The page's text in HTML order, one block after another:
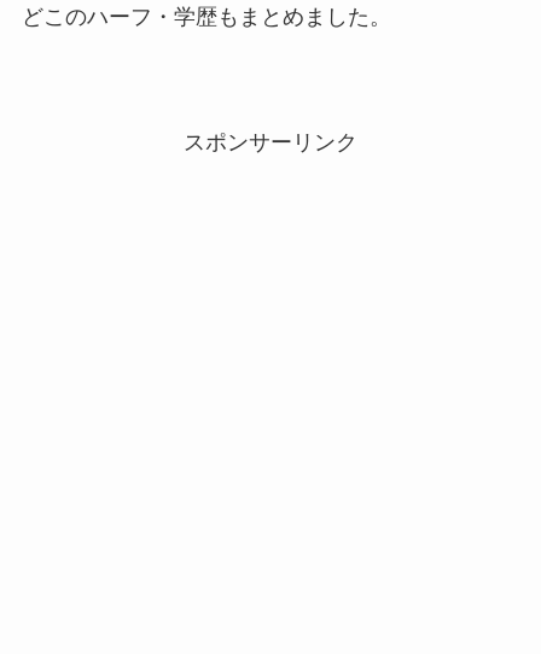
どこのハーフ・学歴もまとめました。
スポンサーリンク